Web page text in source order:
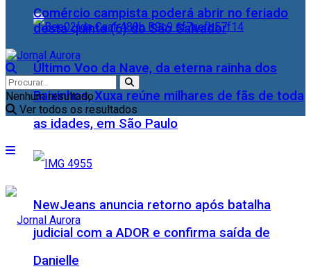
Último Voo da Nave, da eterna rainha dos
Baixinhos, Xuxa reúne milhares de fãs de toda
as idades, em São Paulo
NewJeans anuncia retorno após batalha
judicial com a ADOR e confirma saída de
Danielle
Comércio campista poderá abrir no feriado
desta quinta (6) do São Salvador
Nenhum resultado
Ver todos os resultados